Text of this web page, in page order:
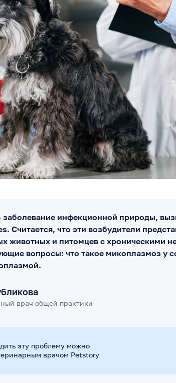
инфекционной природы,
Считается, что эти возбудители
животных и питомцев с хроническими
вопросы: что такое микоплазмоз у
врач общей практики
эту проблему можно
врачом Petstory